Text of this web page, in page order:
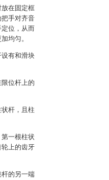
在固定框
手对齐音
位，从而
均匀。
有和滑块
位杆上的
杆，且柱
一根柱状
上的齿牙
的另一端